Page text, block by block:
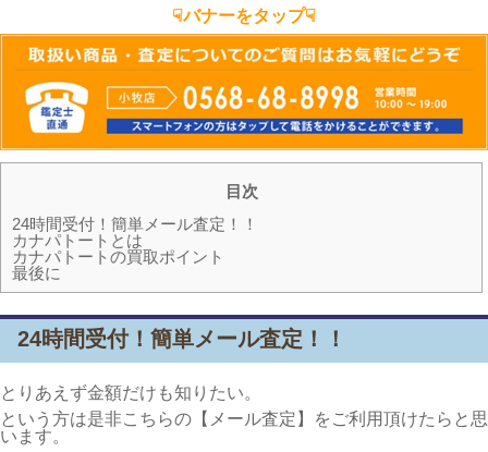
☟バナーをタップ☟
目次
24時間受付！簡単メール査定！！
カナパトートとは
カナパトートの買取ポイント
最後に
24時間受付！簡単メール査定！！
とりあえず金額だけも知りたい。
という方は是非こちらの【メール査定】をご利用頂けたらと思
います。